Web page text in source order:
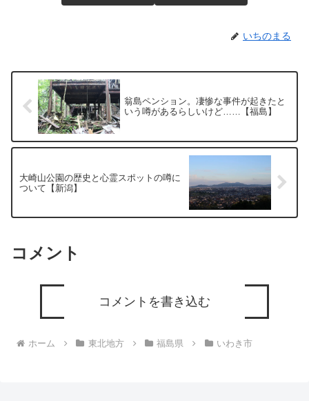
いちのまる
翁島ペンション。凄惨な事件が起きたと
いう噂があるらしいけど……【福島】
大崎山公園の歴史と心霊スポットの噂に
ついて【新潟】
コメント
コメントを書き込む
ホーム 東北地方 福島県 いわき市